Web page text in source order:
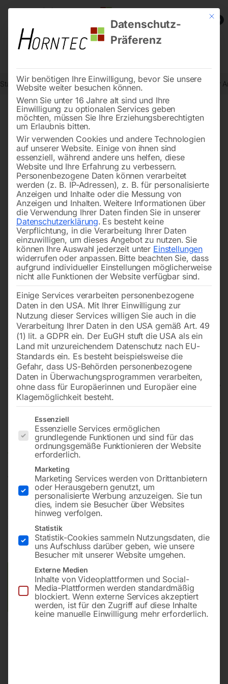
0
Start Holzbearbeitung Werkstattausstattung Höhenverstellbarer
Höhenverstellbarer Arbeitstisch
HT 300 L
fahrbar, mit schneller und individueller Höhenverstellung
2.520,00
inkl. MwSt. zzgl.Versandkosten
Lieferzeit:ca. 5 - 10 Werktage
Versandkosten Standard (Österreich):
40,00
Bitte beachten Sie: Die Versandkosten gelten für Österreich.
Andere Länder können abweichen.
Mit
Datenschutz-
Präferenz
Wir benötigen Ihre Einwilligung, bevor Sie unsere
Website weiter besuchen können.
Wenn Sie unter 16 Jahre alt sind und Ihre
Einwilligung zu optionalen Services geben
möchten, müssen Sie Ihre Erziehungsberechtigten
um Erlaubnis bitten.
Wir verwenden Cookies und andere Technologien
auf unserer Website. Einige von ihnen sind
essenziell, während andere uns helfen, diese
Website und Ihre Erfahrung zu verbessern.
Personenbezogene Daten können verarbeitet
werden (z. B. IP-Adressen), z. B. für personalisierte
Anzeigen und Inhalte oder die Messung von
Anzeigen und Inhalten. Weitere Informationen über
die Verwendung Ihrer Daten finden Sie in unserer
Datenschutzerklärung. Es besteht keine
Verpflichtung, in die Verarbeitung Ihrer Daten
einzuwilligen, um dieses Angebot zu nutzen. Sie
können Ihre Auswahl jederzeit unter Einstellungen
widerrufen oder anpassen. Bitte beachten Sie, dass
aufgrund individueller Einstellungen möglicherweise
nicht alle Funktionen der Website verfügbar sind.
Einige Services verarbeiten personenbezogene
Daten in den USA. Mit Ihrer Einwilligung zur
Nutzung dieser Services willigen Sie auch in die
Verarbeitung Ihrer Daten in den USA gemäß Art. 49
(1) lit. a GDPR ein. Der EuGH stuft die USA als ein
Land mit unzureichendem Datenschutz nach EU-
Standards ein. Es besteht beispielsweise die
Gefahr, dass US-Behörden personenbezogene
Daten in Überwachungsprogrammen verarbeiten,
ohne dass für Europäerinnen und Europäer eine
Klagemöglichkeit besteht.
Es folgt eine Liste der Service-Gruppen, für die eine
Essenziell
Essenzielle Services ermöglichen
grundlegende Funktionen und sind für das
ordnungsgemäße Funktionieren der Website
erforderlich.
Marketing
Marketing Services werden von Drittanbietern
oder Herausgebern genutzt, um
personalisierte Werbung anzuzeigen. Sie tun
dies, indem sie Besucher über Websites
hinweg verfolgen.
Statistik
Statistik-Cookies sammeln Nutzungsdaten, die
uns Aufschluss darüber geben, wie unsere
Besucher mit unserer Website umgehen.
Externe Medien
Inhalte von Videoplattformen und Social-
Media-Plattformen werden standardmäßig
blockiert. Wenn externe Services akzeptiert
werden, ist für den Zugriff auf diese Inhalte
keine manuelle Einwilligung mehr erforderlich.